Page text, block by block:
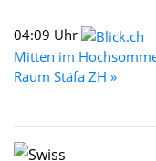
04:09 Uhr
Mitten im
Raum Stäfa ZH »